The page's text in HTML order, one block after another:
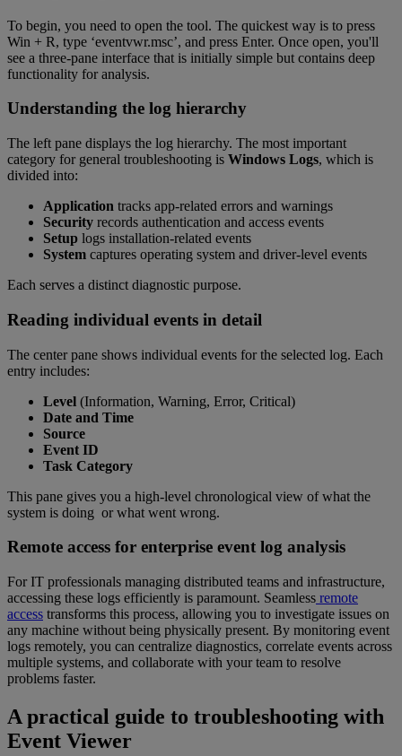
To begin, you need to open the tool. The quickest way is to press
Win + R, type ‘eventvwr.msc’, and press Enter. Once open, you'll
see a three-pane interface that is initially simple but contains deep
functionality for analysis.
Understanding the log hierarchy
The left pane displays the log hierarchy. The most important
category for general troubleshooting is Windows Logs, which is
divided into:
Application tracks app-related errors and warnings
Security records authentication and access events
Setup logs installation-related events
System captures operating system and driver-level events
Each serves a distinct diagnostic purpose.
Reading individual events in detail
The center pane shows individual events for the selected log. Each
entry includes:
Level (Information, Warning, Error, Critical)
Date and Time
Source
Event ID
Task Category
This pane gives you a high-level chronological view of what the
system is doing or what went wrong.
Remote access for enterprise event log analysis
For IT professionals managing distributed teams and infrastructure,
accessing these logs efficiently is paramount. Seamless remote
access transforms this process, allowing you to investigate issues on
any machine without being physically present. By monitoring event
logs remotely, you can centralize diagnostics, correlate events across
multiple systems, and collaborate with your team to resolve
problems faster.
A practical guide to troubleshooting with
Event Viewer